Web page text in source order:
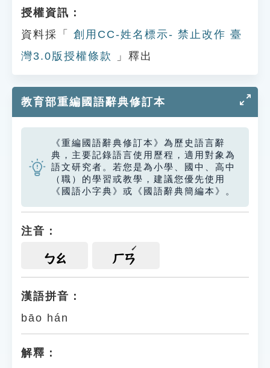
授權資訊：
資料採「
創用CC-姓名標示- 禁止改作 臺
灣3.0版授權條款
」釋出
教育部重編國語辭典修訂本
《重編國語辭典修訂本》為歷史語言辭
典，主要記錄語言使用歷程，適用對象為
語文研究者。若您是為小學、國中、高中
（職）的學習或教學，建議您優先使用
《國語小字典》或《國語辭典簡編本》。
注音：
ㄅㄠ ㄏㄢ
漢語拼音：
bāo hán
解釋：